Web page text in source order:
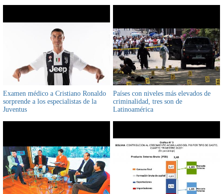
Examen médico a Cristiano Ronaldo
sorprende a los especialistas de la
Juventus
Países con niveles más elevados de
criminalidad, tres son de
Latinoamérica